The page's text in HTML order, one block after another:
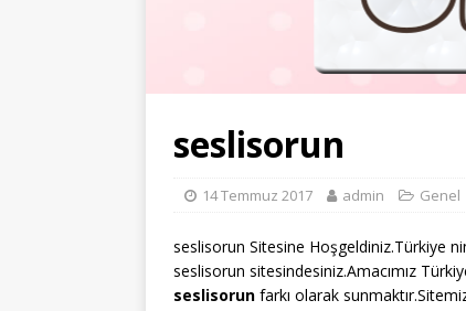
seslisorun
14 Temmuz 2017 admin Genel
seslisorun Sitesine Hoşgeldiniz.Türkiye
seslisorun sitesindesiniz.Amacımız
seslisorun farkı olarak